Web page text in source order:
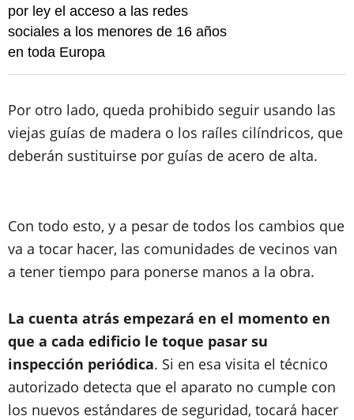
por ley el acceso a las redes
sociales a los menores de 16 años
en toda Europa
Por otro lado, queda prohibido seguir usando las
viejas guías de madera o los raíles cilíndricos, que
deberán sustituirse por guías de acero de alta.
Con todo esto, y a pesar de todos los cambios que
va a tocar hacer, las comunidades de vecinos van
a tener tiempo para ponerse manos a la obra.
La cuenta atrás empezará en el momento en
que a cada edificio le toque pasar su
inspección periódica. Si en esa visita el técnico
autorizado detecta que el aparato no cumple con
los nuevos estándares de seguridad, tocará hacer